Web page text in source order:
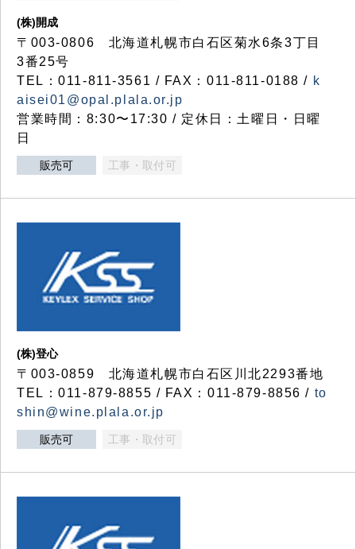
(株)開成
〒003-0806 北海道札幌市白石区菊水6条3丁目
3番25号
TEL：011-811-3561 / FAX：011-811-0188 / k
aisei01@opal.plala.or.jp
営業時間：8:30〜17:30 / 定休日：土曜日・日曜
日
販売可 工事・取付可
(株)登心
〒003-0859 北海道札幌市白石区川北2293番地
TEL：011-879-8855 / FAX：011-879-8856 / to
shin@wine.plala.or.jp
販売可 工事・取付可